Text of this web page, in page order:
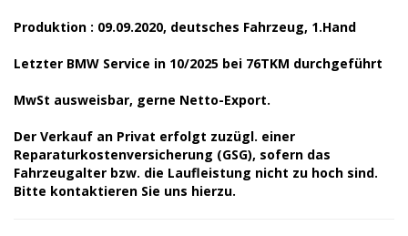
Produktion : 09.09.2020, deutsches Fahrzeug, 1.Hand
Letzter BMW Service in 10/2025 bei 76TKM durchgeführt
MwSt ausweisbar, gerne Netto-Export.
Der Verkauf an Privat erfolgt zuzügl. einer
Reparaturkostenversicherung (GSG), sofern das
Fahrzeugalter bzw. die Laufleistung nicht zu hoch sind.
Bitte kontaktieren Sie uns hierzu.